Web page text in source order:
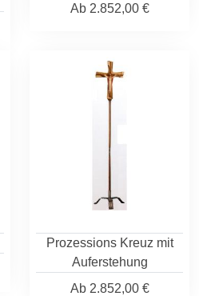
Ab2.852,00 €
Prozessions Kreuz mit
Auferstehung
Ab2.852,00 €